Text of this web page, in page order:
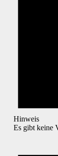
Hinweis
Es gibt keine